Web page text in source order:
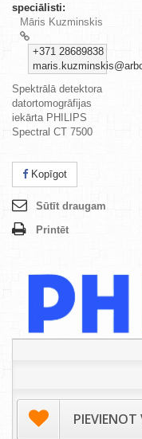
speciālisti:
Māris Kuzminskis
+371 28689838
Spektrālā detektora
datortomogrāfijas
iekārta PHILIPS
Spectral CT 7500
Kopīgot
Sūtīt draugam
Printēt
PIEVIENOT